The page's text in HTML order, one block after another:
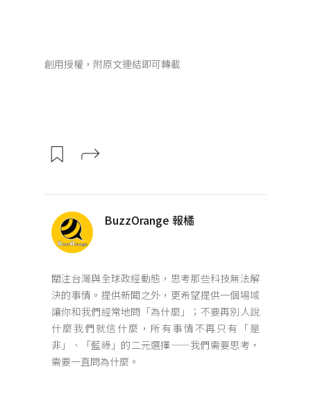
創用授權，附原文連結即可轉載
BuzzOrange 報橘
關注台灣與全球政經動態，思考那些科技無法解
決的事情。提供新聞之外，更希望提供一個場域
讓你和我們經常地問「為什麼」；不要再別人說
什麼我們就信什麼，所有事情不再只有「是
非」、「藍綠」的二元選擇——我們需要思考，
需要一直問為什麼。